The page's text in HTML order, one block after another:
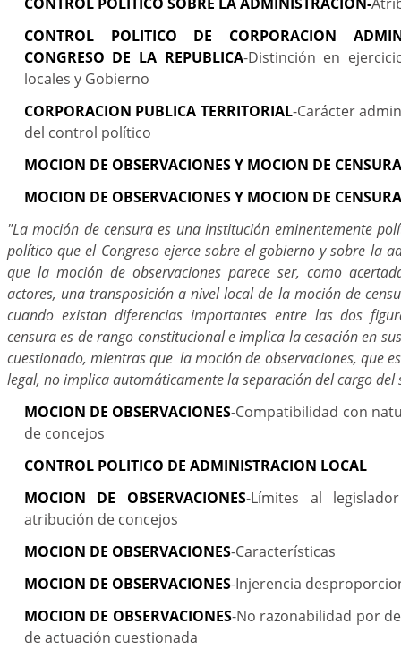
CONTROL POLITICO DE CORPORACION
CONGRESO DE LA REPUBLICA-Distinción en
locales y Gobierno
CORPORACION PUBLICA TERRITORIAL-Carácter
del control político
MOCION DE OBSERVACIONES Y MOCION DE CENSURA
MOCION DE OBSERVACIONES Y MOCION DE CENSURA
"La moción de censura es una institución eminentemente
político que el Congreso ejerce sobre el gobierno y sobre la
que la moción de observaciones parece ser, como
actores, una transposición a nivel local de la moción de
cuando existan diferencias importantes entre las dos
censura es de rango constitucional e implica la cesación en
cuestionado, mientras que la moción de observaciones, que
legal, no implica automáticamente la separación del cargo
MOCION DE OBSERVACIONES-Compatibilidad con
de concejos
CONTROL POLITICO DE ADMINISTRACION LOCAL
MOCION DE OBSERVACIONES-Límites al
atribución de concejos
MOCION DE OBSERVACIONES-Características
MOCION DE OBSERVACIONES-Injerencia
MOCION DE OBSERVACIONES-No razonabilidad por
de actuación cuestionada